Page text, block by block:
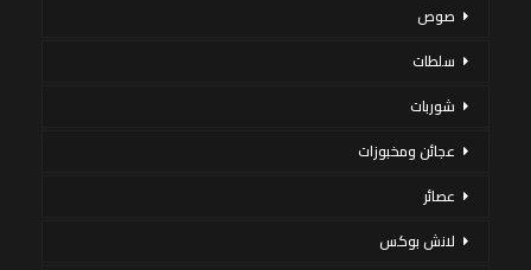
صوص
سلطات
شوربات
عجائن ومخبوزات
عصائر
لانش بوكس